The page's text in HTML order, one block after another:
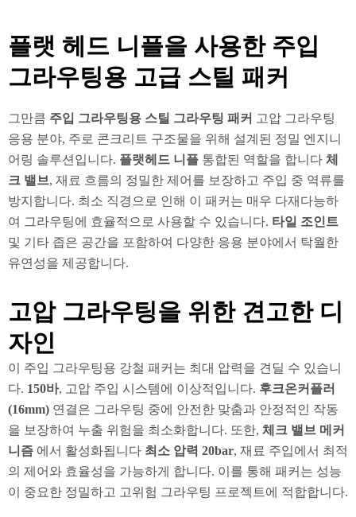
플랫 헤드 니플을 사용한 주입
그라우팅용 고급 스틸 패커
그만큼 주입 그라우팅용 스틸 그라우팅 패커 고압 그라우팅
응용 분야, 주로 콘크리트 구조물을 위해 설계된 정밀 엔지니
어링 솔루션입니다. 플랫헤드 니플 통합된 역할을 합니다 체
크 밸브, 재료 흐름의 정밀한 제어를 보장하고 주입 중 역류를
방지합니다. 최소 직경으로 인해 이 패커는 매우 다재다능하
여 그라우팅에 효율적으로 사용할 수 있습니다. 타일 조인트
및 기타 좁은 공간을 포함하여 다양한 응용 분야에서 탁월한
유연성을 제공합니다.
고압 그라우팅을 위한 견고한 디
자인
이 주입 그라우팅용 강철 패커는 최대 압력을 견딜 수 있습니
다. 150바, 고압 주입 시스템에 이상적입니다. 후크온커플러
(16mm) 연결은 그라우팅 중에 안전한 맞춤과 안정적인 작동
을 보장하여 누출 위험을 최소화합니다. 또한, 체크 밸브 메커
니즘 에서 활성화됩니다 최소 압력 20bar, 재료 주입에서 최적
의 제어와 효율성을 가능하게 합니다. 이를 통해 패커는 성능
이 중요한 정밀하고 고위험 그라우팅 프로젝트에 적합합니다.